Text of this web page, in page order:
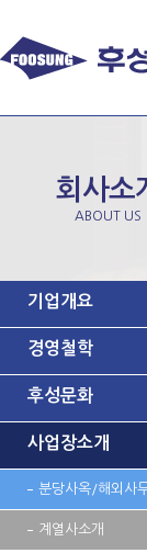
회사소
ABOUT US
기업개요
경영철학
후성문화
사업장소개
분당사옥/해외사
계열사소개